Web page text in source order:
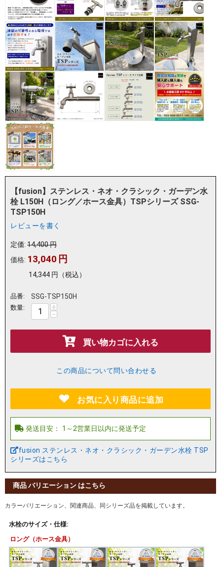
【fusion】ステンレス・ネオ・クラシック・ガーデン水
栓 L150H（ロング／ホース金具）TSPシリーズ SSG-
TSP150H
レビューを書く
定価: 14,400円
価格: 13,040 円
14,344 円 （税込）
品番: SSG-TSP150H
数量: +
−
買い物カゴに入れる
この商品について問い合わせる
お気に入り商品に追加
fusion ステンレス・ネオ・クラシック・ガーデン水栓 TSP
シリーズはこちら
商品 バリエーション はこちら
カラーバリエーション、関連商品、同シリーズ品を掲載しています。
水栓のサイズ・仕様:
ロング（ホース金具）